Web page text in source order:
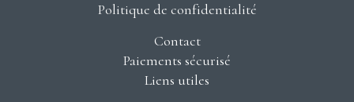
Politique de confidentialité
Contact
Paiements sécurisé
Liens utiles